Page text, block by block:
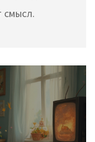
смысл.